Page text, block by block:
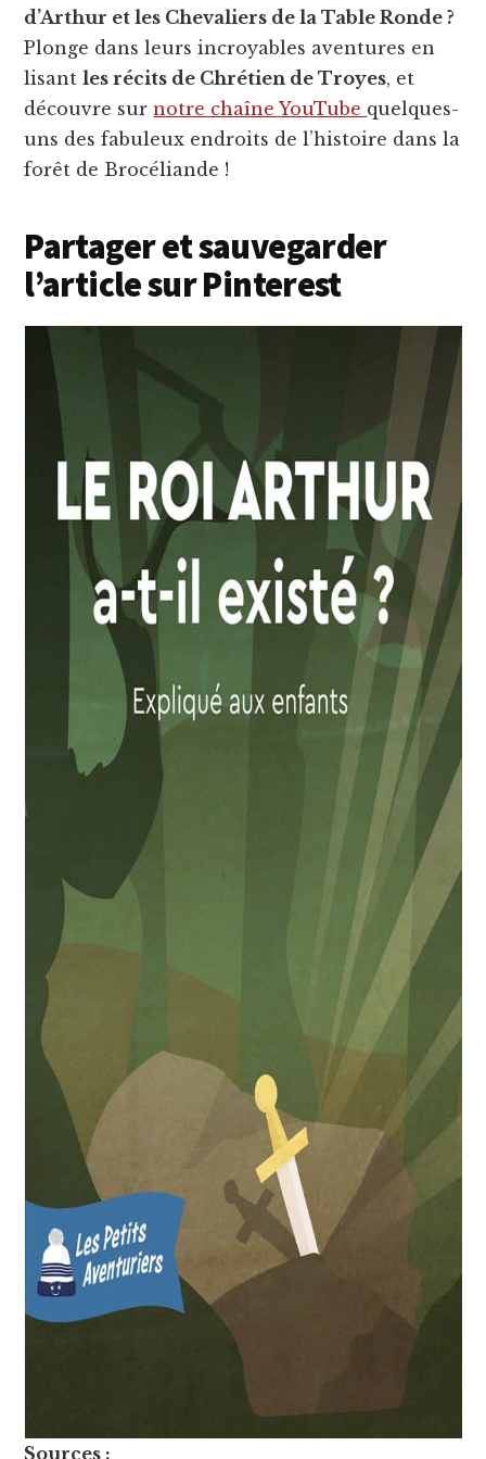
d’Arthur et les Chevaliers de la Table Ronde ?
Plonge dans leurs incroyables aventures en
lisantles récits de Chrétien de Troyes, et
découvre surnotre chaîne YouTube quelques-
uns des fabuleux endroits de l’histoire dans la
forêt de Brocéliande !
Partager et sauvegarder
l’article sur Pinterest
Sources :